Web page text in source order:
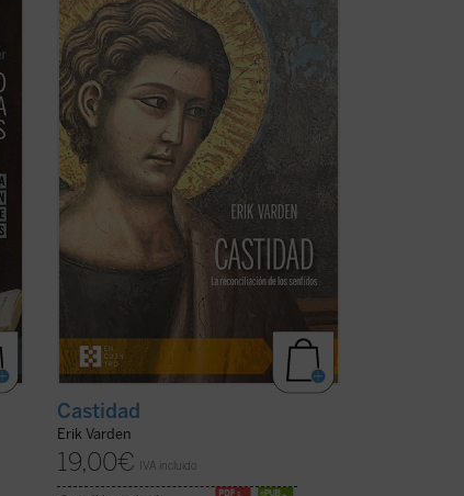
Erik Varden muestra —en un texto
enriquecido con una amplia gama de
referencias a las escrituras, la literatura,
la música, la pintura y la escultura— que
la castidad, la dirección única de los
sentidos, es una cualidad atractiva y ...
(ver ficha)
Castidad
Erik Varden
19,00€ IVA incluido